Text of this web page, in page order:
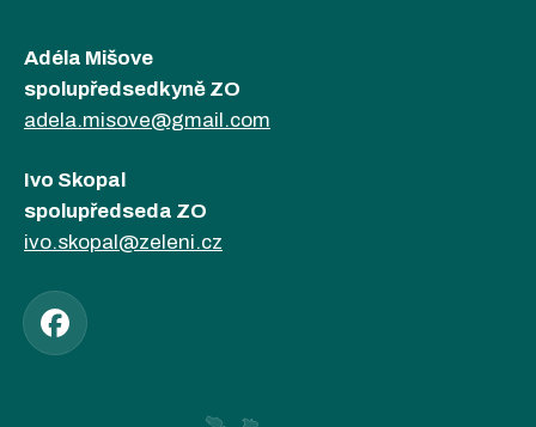
Adéla Mišove
spolupředsedkyně ZO
adela.misove@gmail.com
Ivo Skopal
spolupředseda ZO
ivo.skopal@zeleni.cz